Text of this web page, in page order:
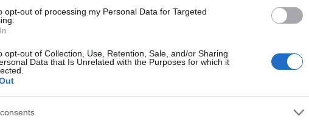
opt-out of processing my Personal Data for Targeted
opt-out of Collection, Use, Retention, Sale, and/or Sharing
Data that Is Unrelated with the Purposes for which it